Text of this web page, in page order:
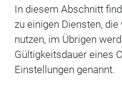
In diesem Abschnitt
zu einigen Diensten,
nutzen, im Übrigen
Gültigkeitsdauer eines
Einstellungen genannt.